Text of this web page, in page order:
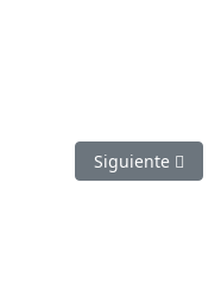
la crisis del sistema
Artículo
Siguiente